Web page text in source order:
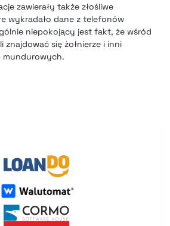
zawierały także złośliwe
wykradało dane z telefonów
niepokojący jest fakt, że wśród
znajdować się żołnierze i inni
mundurowych.